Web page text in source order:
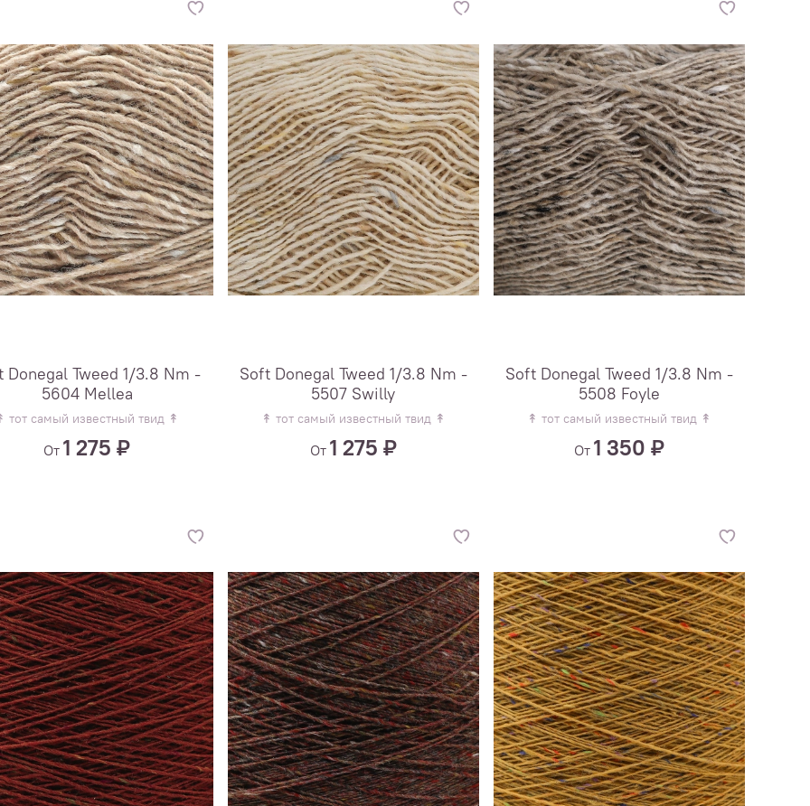
Donegal Tweed 1/3.8 Nm -
5604 Mellea
тот самый известный твид ↟
От 1 275 ₽
Soft Donegal Tweed 1/3.8 Nm -
5507 Swilly
↟ тот самый известный твид ↟
От 1 275 ₽
Soft Donegal Tweed 1/3.8 Nm -
5508 Foyle
↟ тот самый известный твид ↟
От 1 350 ₽